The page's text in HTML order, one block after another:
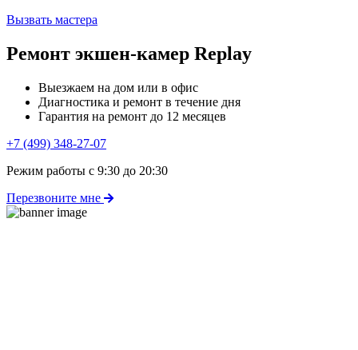
Вызвать мастера
Ремонт экшен-камер Replay
Выезжаем на дом или в офис
Диагностика и ремонт в течение дня
Гарантия на ремонт до 12 месяцев
+7 (499) 348-27-07
Режим работы с 9:30 до 20:30
Перезвоните мне